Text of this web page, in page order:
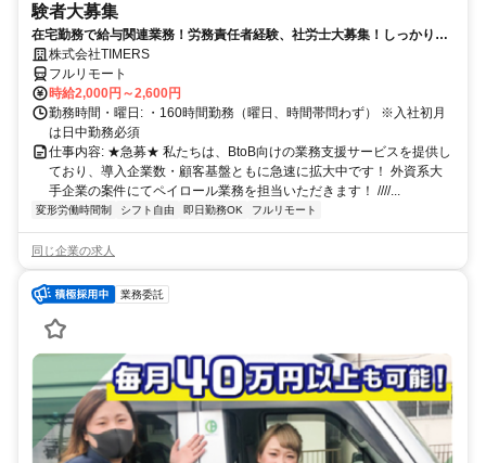
験者大募集
在宅勤務で給与関連業務！労務責任者経験、社労士大募集！しっかり稼
ぎたい方、注目！
株式会社TIMERS
フルリモート
時給2,000円～2,600円
勤務時間・曜日: ・160時間勤務（曜日、時間帯問わず） ※入社初月
は日中勤務必須
仕事内容: ★急募★ 私たちは、BtoB向けの業務支援サービスを提供し
ており、導入企業数・顧客基盤ともに急速に拡大中です！ 外資系大
手企業の案件にてペイロール業務を担当いただきます！ ////...
変形労働時間制 シフト自由 即日勤務OK フルリモート
同じ企業の求人
業務委託